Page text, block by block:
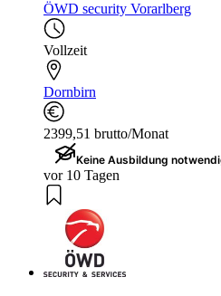
ÖWD security Vorarlberg
Vollzeit
Dornbirn
2399,51 brutto/Monat
Keine Ausbildung
vor 10 Tagen